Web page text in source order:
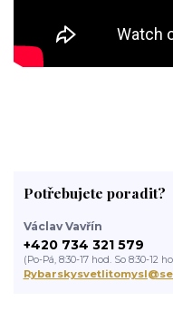
Potřebujete poradit?
Václav Vavřín
+420 734 321 579
(Po-Pá, 8:30-17 hod. So 8:30-12